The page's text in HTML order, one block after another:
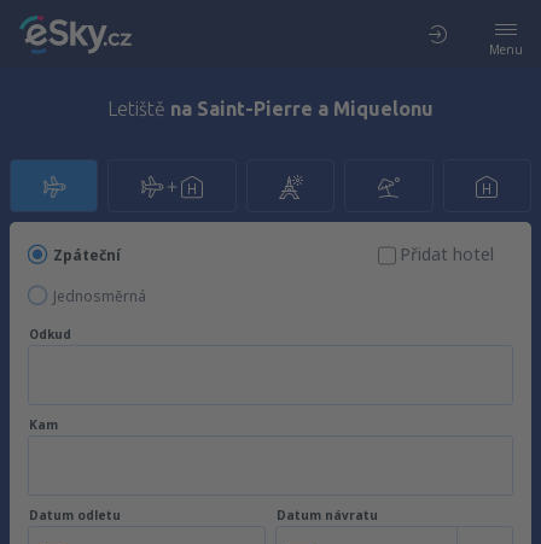
Menu
Letiště na Saint-Pierre a Miquelonu
Zpáteční
Jednosměrná
Přidat hotel
Odkud
Kam
Datum odletu Datum návratu